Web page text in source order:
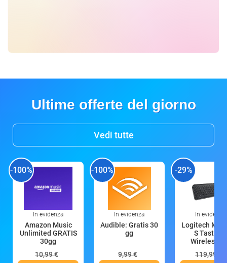
Ultime offerte del giorno
Vedi tutte
-100%
In evidenza
Amazon Music
Unlimited GRATIS
30gg
10,99 €
-100%
In evidenza
Audible: Gratis 30
gg
9,99 €
-29%
In evidenza
Logitech MX
S Tastiera
Wireless
119,99 €